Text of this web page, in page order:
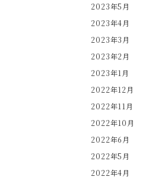
2023年5月
2023年4月
2023年3月
2023年2月
2023年1月
2022年12月
2022年11月
2022年10月
2022年6月
2022年5月
2022年4月